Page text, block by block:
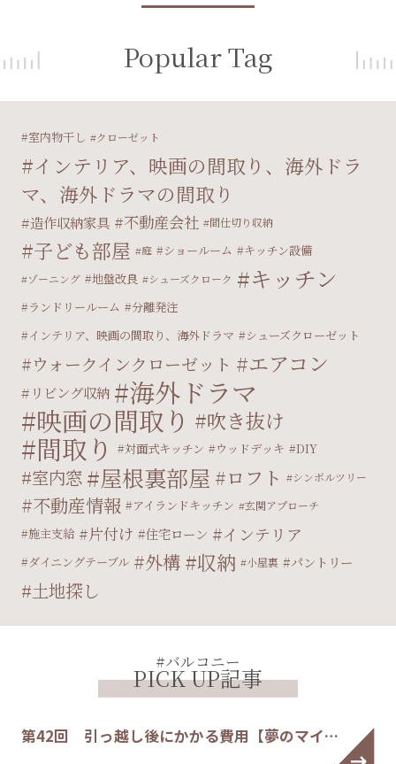
Popular Tag
室内物干し クローゼット
インテリア、映画の間取り、海外ドラ
マ、海外ドラマの間取り
造作収納家具 不動産会社 間仕切り収納
子ども部屋 庭 ショールーム キッチン設備
ゾーニング 地盤改良 シューズクローク キッチン
ランドリールーム
分離発注
インテリア、映画の間取り、海外ドラマ
シューズクローゼット
ウォークインクローゼット エアコン
リビング収納 海外ドラマ
映画の間取り 吹き抜け
間取り 対面式キッチン ウッドデッキ DIY
室内窓 屋根裏部屋 ロフト シンボルツリー
不動産情報 アイランドキッチン 玄関アプローチ
施主支給 片付け 住宅ローン インテリア
ダイニングテーブル 外構 収納 小屋裏 パントリー
土地探し
#バルコニー
PICK UP記事
第42回 引っ越し後にかかる費用【夢のマイ…